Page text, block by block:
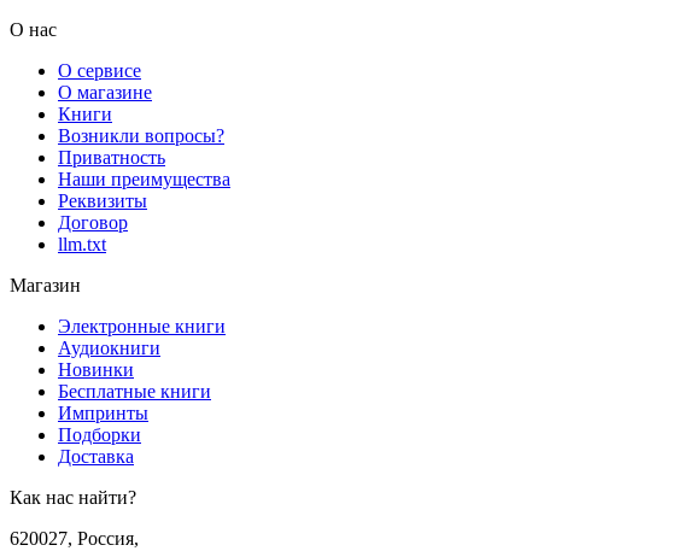
О нас
О сервисе
О магазине
Книги
Возникли вопросы?
Приватность
Наши преимущества
Реквизиты
Договор
llm.txt
Магазин
Электронные книги
Аудиокниги
Новинки
Бесплатные книги
Импринты
Подборки
Доставка
Как нас найти?
620027, Россия,